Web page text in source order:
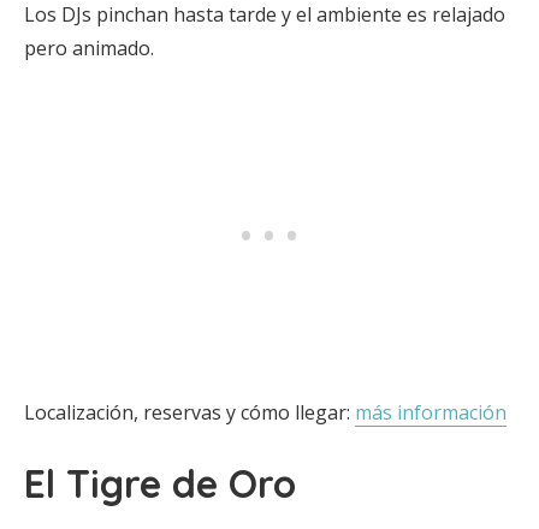
Los DJs pinchan hasta tarde y el ambiente es relajado
pero animado.
Localización, reservas y cómo llegar: más información
El Tigre de Oro